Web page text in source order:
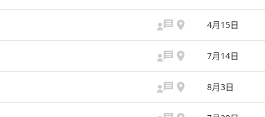
4月15日
7月14日
8月3日